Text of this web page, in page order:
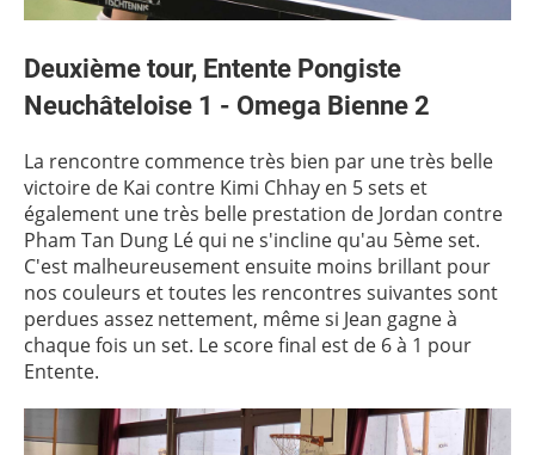
Deuxième tour, Entente Pongiste
Neuchâteloise 1 - Omega Bienne 2
La rencontre commence très bien par une très belle
victoire de Kai contre Kimi Chhay en 5 sets et
également une très belle prestation de Jordan contre
Pham Tan Dung Lé qui ne s'incline qu'au 5ème set.
C'est malheureusement ensuite moins brillant pour
nos couleurs et toutes les rencontres suivantes sont
perdues assez nettement, même si Jean gagne à
chaque fois un set. Le score final est de 6 à 1 pour
Entente.